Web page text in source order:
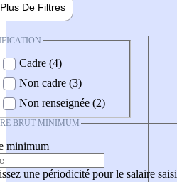
Plus De Filtres
Cadre (4)
Non cadre (3)
Non renseignée (2)
BRUT MINIMUM
minimum
une périodicité pour le salaire saisi